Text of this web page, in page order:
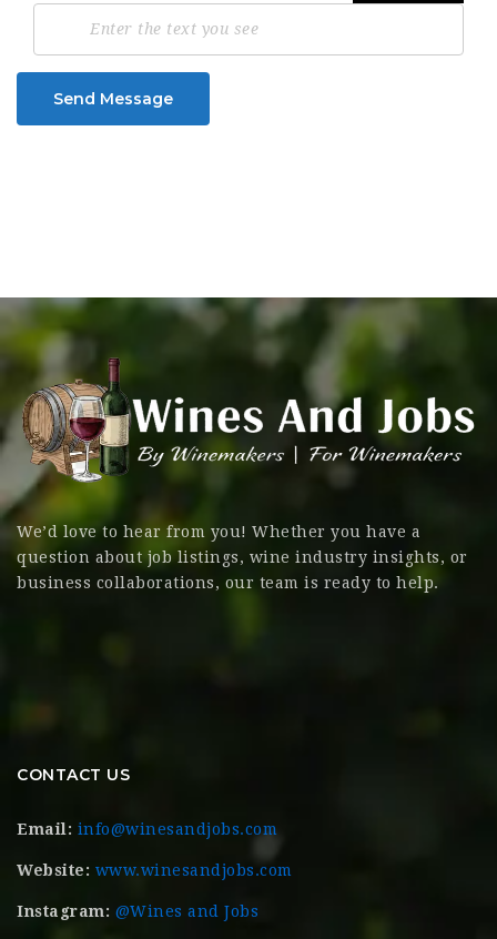
Send Message
We’d love to hear from you! Whether you have a
question about job listings, wine industry insights, or
business collaborations, our team is ready to help.
CONTACT US
Email: info@winesandjobs.com
Website: www.winesandjobs.com
Instagram: @Wines and Jobs